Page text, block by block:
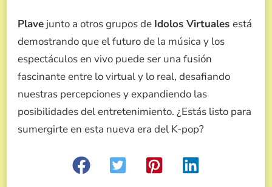
Plave junto a otros grupos de Idolos Virtuales está
demostrando que el futuro de la música y los
espectáculos en vivo puede ser una fusión
fascinante entre lo virtual y lo real, desafiando
nuestras percepciones y expandiendo las
posibilidades del entretenimiento. ¿Estás listo para
sumergirte en esta nueva era del K-pop?